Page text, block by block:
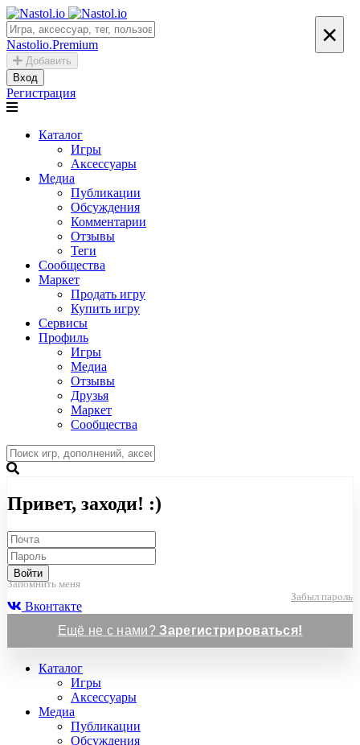
Nastolio.Premium
Добавить
Вход
Регистрация
Каталог
Игры
Аксессуары
Медиа
Публикации
Обсуждения
Комментарии
Отзывы
Теги
Сообщества
Маркет
Продать игру
Купить игру
Сервисы
Профиль
Игры
Медиа
Отзывы
Друзья
Маркет
Сообщества
×
Привет, заходи! :)
Войти
Запомнить меня
Забыл пароль
Вконтакте
Ещё не с нами?Зарегистрироваться!
Каталог
Игры
Аксессуары
Медиа
Публикации
Обсуждения